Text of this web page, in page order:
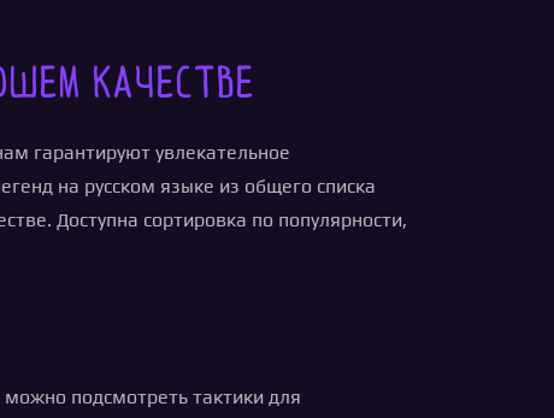
качестве
гарантируют увлекательное
на русском языке из общего списка
Доступна сортировка по популярности,
подсмотреть тактики для